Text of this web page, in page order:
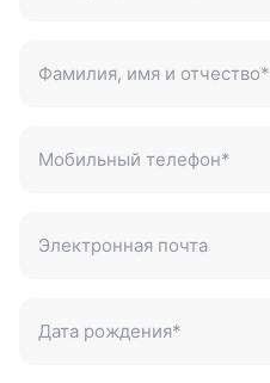
Фамилия, имя и отчество*
Иванов Алексей Петрович
Мобильный телефон*
+7 (921) 123-45-67
Электронная почта
ivan@domain.ru
Дата рождения*
01.08.1977